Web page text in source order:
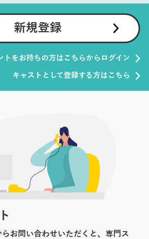
新規登録
トをお持ちの方はこちらからログイン
キャストとして登録する方はこちら
お問い合わせいただくと、専門ス